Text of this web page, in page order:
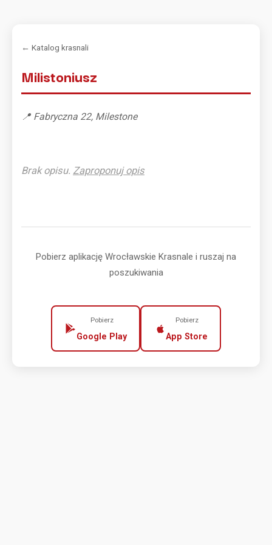
← Katalog krasnali
Milistoniusz
📍 Fabryczna 22, Milestone
Brak opisu. Zaproponuj opis
Pobierz aplikację Wrocławskie Krasnale i ruszaj na
poszukiwania
Pobierz
Google Play
Pobierz
App Store